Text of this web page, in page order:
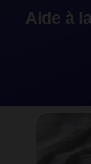
Aide à